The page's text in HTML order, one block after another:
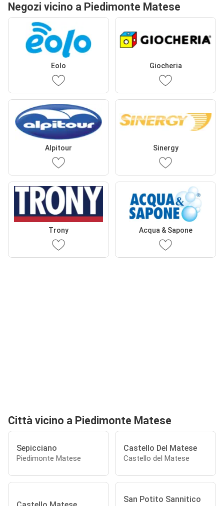
Negozi vicino a Piedimonte Matese
Eolo Giocheria
Alpitour Sinergy
Trony Acqua & Sapone
Città vicino a Piedimonte Matese
Sepicciano
Piedimonte Matese
Castello Del Matese
Castello del Matese
San Potito Sannitico